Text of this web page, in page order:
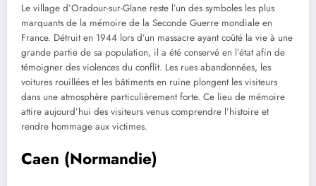
Le village d’Oradour-sur-Glane reste l’un des symboles les plus
marquants de la mémoire de la Seconde Guerre mondiale en
France. Détruit en 1944 lors d’un massacre ayant coûté la vie à une
grande partie de sa population, il a été conservé en l’état afin de
témoigner des violences du conflit. Les rues abandonnées, les
voitures rouillées et les bâtiments en ruine plongent les visiteurs
dans une atmosphère particulièrement forte. Ce lieu de mémoire
attire aujourd’hui des visiteurs venus comprendre l’histoire et
rendre hommage aux victimes.
Caen (Normandie)